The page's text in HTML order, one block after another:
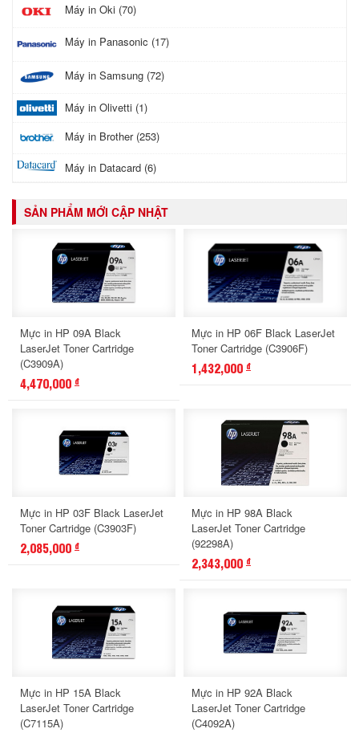
Máy in Oki (70)
Máy in Panasonic (17)
Máy in Samsung (72)
Máy in Olivetti (1)
Máy in Brother (253)
Máy in Datacard (6)
SẢN PHẨM MỚI CẬP NHẬT
Mực in HP 09A Black
LaserJet Toner Cartridge
(C3909A)
4,470,000 đ
Mực in HP 06F Black LaserJet
Toner Cartridge (C3906F)
1,432,000 đ
Mực in HP 03F Black LaserJet
Toner Cartridge (C3903F)
2,085,000 đ
Mực in HP 98A Black
LaserJet Toner Cartridge
(92298A)
2,343,000 đ
Mực in HP 15A Black
LaserJet Toner Cartridge
(C7115A)
Mực in HP 92A Black
LaserJet Toner Cartridge
(C4092A)